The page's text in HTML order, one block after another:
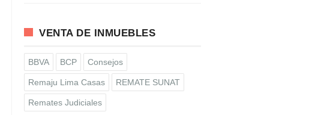
VENTA DE INMUEBLES
BBVA BCP Consejos
Remaju Lima Casas REMATE SUNAT
Remates Judiciales